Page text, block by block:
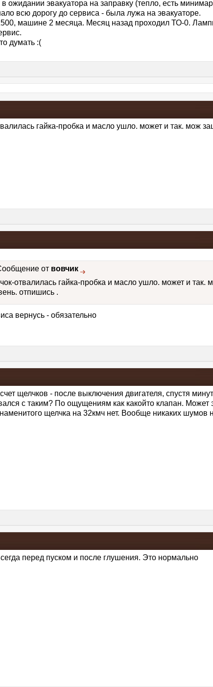
ожидании эвакуатора на заправку (тепло, есть
всю дорогу до сервиса - была лужа на эвакуаторе.
машине 2 месяца. Месяц назад проходил ТО-0.
думать :(
гайка-пробка и масло ушло. может и так. мож
от вовчик
отвалилась гайка-пробка и масло ушло. может и
отпишись .
вернусь - обязательно
щелчков - после выключения двигателя, спустя
с таким? По ощущениям как какойто клапан. Может
щелчка на 32кмч нет. Вообще никаких шумов
перед пуском и после глушения. Это нормально